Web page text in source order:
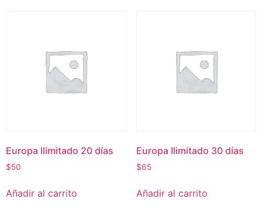
Europa Ilimitado 20 días
$50
Añadir al carrito
Europa Ilimitado 30 días
$65
Añadir al carrito